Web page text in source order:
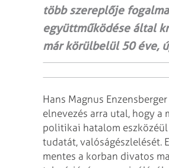
több szereplője
együttműködése által
már körülbelül 50 éve,
Hans Magnus
elnevezés arra utal, hogy a
politikai hatalom eszközéül
tudatát, valóságészlelését.
mentes a korban divatos